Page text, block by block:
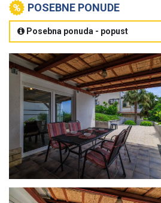
POSEBNE PONUDE
Posebna ponuda - popust